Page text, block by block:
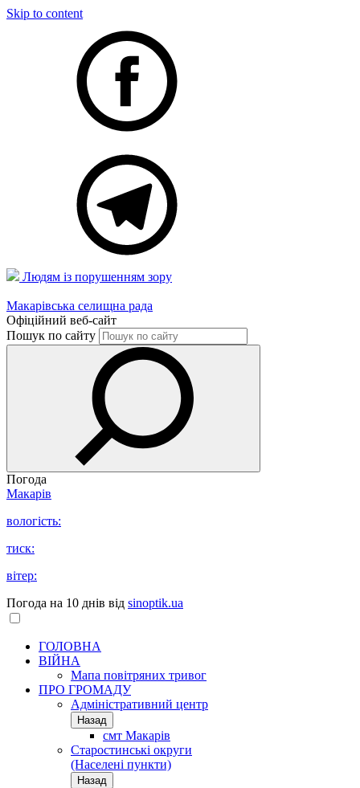
Skip to content
Людям із порушенням зору
Макарівська селищна рада
Офіційний веб-сайт
Пошук по сайту
Погода
Макарів
вологість:
тиск:
вітер:
Погода на 10 днів від sinoptik.ua
ГОЛОВНА
ВІЙНА
Мапа повітряних тривог
ПРО ГРОМАДУ
Aдміністративний центр
Назад
смт Макарів
Старостинські округи
(Населені пункти)
Назад